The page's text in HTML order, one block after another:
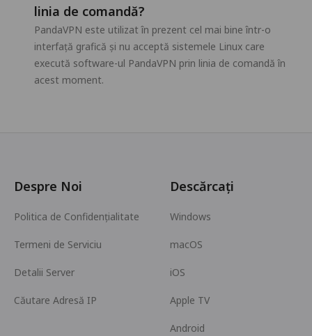
linia de comandă?
PandaVPN este utilizat în prezent cel mai bine într-o
interfață grafică și nu acceptă sistemele Linux care
execută software-ul PandaVPN prin linia de comandă în
acest moment.
Despre Noi
Politica de Confidențialitate
Termeni de Serviciu
Detalii Server
Căutare Adresă IP
Descărcați
Windows
macOS
iOS
Apple TV
Android